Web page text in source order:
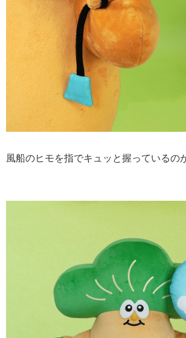
風船のヒモを指でキュッと握っているの